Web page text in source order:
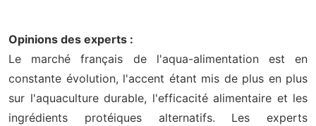
Opinions des experts :
Le marché français de l'aqua-alimentation est en
constante évolution, l'accent étant mis de plus en plus
sur l'aquaculture durable, l'efficacité alimentaire et les
ingrédients protéiques alternatifs. Les experts